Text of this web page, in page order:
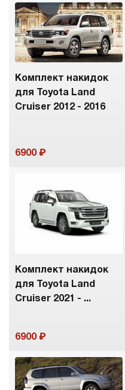
Комплект накидок
для Toyota Land
Cruiser 2012 - 2016
6900
Комплект накидок
для Toyota Land
Cruiser 2021 - ...
6900